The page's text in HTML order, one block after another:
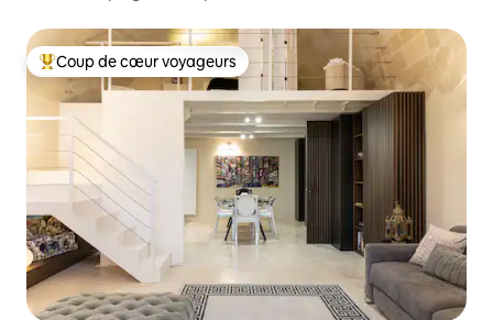
Coup de cœur voyageurs parmi les plus aimés
Coup de cœur voyageurs